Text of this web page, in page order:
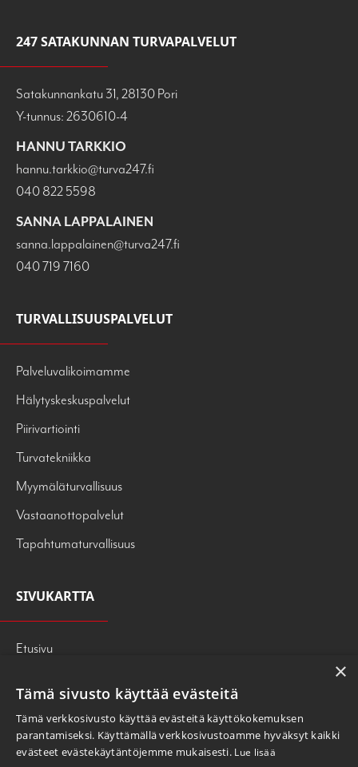
247 SATAKUNNAN TURVAPALVELUT
Satakunnankatu 31, 28130 Pori
Y-tunnus: 2630610-4
HANNU TARKKIO
hannu.tarkkio@turva247.fi
040 822 5598
SANNA LAPPALAINEN
sanna.lappalainen@turva247.fi
040 719 7160
TURVALLISUUSPALVELUT
Palveluvalikoimamme
Hälytyskeskuspalvelut
Piirivartiointi
Turvatekniikka
Myymäläturvallisuus
Vastaanottopalvelut
Tapahtumaturvallisuus
SIVUKARTTA
Etusivu
247PRESS
OTA YHTEYTTÄ
×
Tämä sivusto käyttää evästeitä
Tämä verkkosivusto käyttää evästeitä käyttökokemuksen
parantamiseksi. Käyttämällä verkkosivustoamme hyväksyt kaikki
evästeet evästekäytäntöjemme mukaisesti. Lue lisää